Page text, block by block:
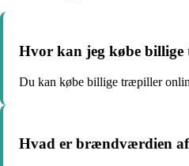
Hvor kan jeg købe
Du kan købe billige træpiller
Hvad er brændværdien